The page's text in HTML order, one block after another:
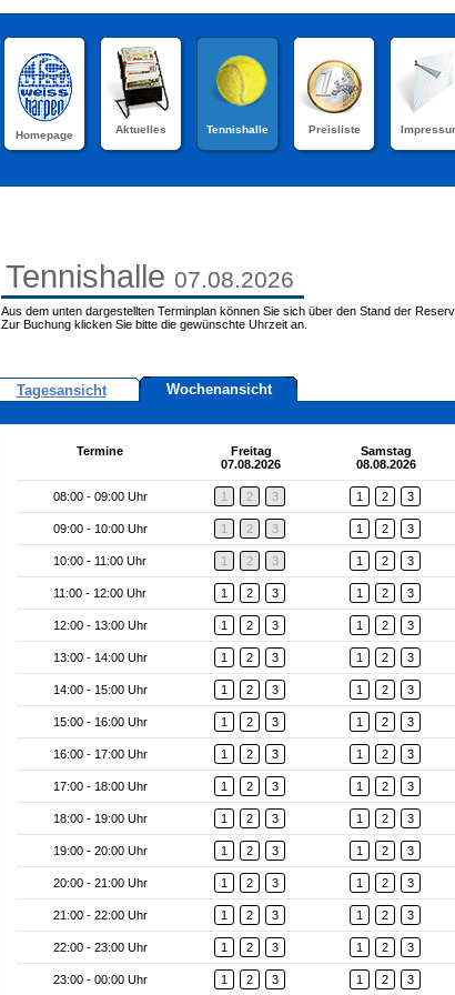
Homepage Aktuelles Tennishalle Preisliste
Tennishalle 07.08.2026
Aus dem unten dargestellten Terminplan können Sie sich über den Stand der
Zur Buchung klicken Sie bitte die gewünschte Uhrzeit an.
Tagesansicht Wochenansicht
Termine
Freitag
07.08.2026
Samstag
08.08.2026
08:00 - 09:00 Uhr 1 2 3 1 2 3
09:00 - 10:00 Uhr 1 2 3 1 2 3
10:00 - 11:00 Uhr 1 2 3 1 2 3
11:00 - 12:00 Uhr 1 2 3 1 2 3
12:00 - 13:00 Uhr 1 2 3 1 2 3
13:00 - 14:00 Uhr 1 2 3 1 2 3
14:00 - 15:00 Uhr 1 2 3 1 2 3
15:00 - 16:00 Uhr 1 2 3 1 2 3
16:00 - 17:00 Uhr 1 2 3 1 2 3
17:00 - 18:00 Uhr 1 2 3 1 2 3
18:00 - 19:00 Uhr 1 2 3 1 2 3
19:00 - 20:00 Uhr 1 2 3 1 2 3
20:00 - 21:00 Uhr 1 2 3 1 2 3
21:00 - 22:00 Uhr 1 2 3 1 2 3
22:00 - 23:00 Uhr 1 2 3 1 2 3
23:00 - 00:00 Uhr 1 2 3 1 2 3